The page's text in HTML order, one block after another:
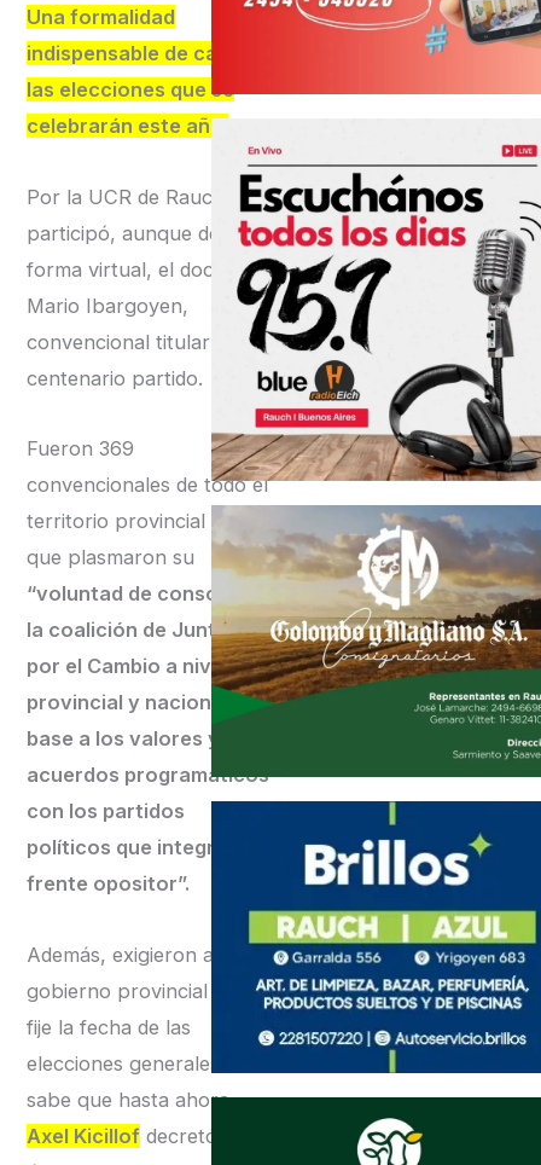
Una formalidad
indispensable de cara a
las elecciones que se
celebrarán este año.
Por la UCR de Rauch
participó, aunque de
forma virtual, el doctor
Mario Ibargoyen,
convencional titular del
centenario partido.
Fueron 369
convencionales de todo el
territorio provincial los
que plasmaron su
“voluntad de consolidar
la coalición de Juntos
por el Cambio a nivel
provincial y nacional en
base a los valores y los
acuerdos programáticos
con los partidos
políticos que integran el
frente opositor”.
Además, exigieron al
gobierno provincial que
fije la fecha de las
elecciones generales. Se
sabe que hasta ahora
Axel Kicillof decretó